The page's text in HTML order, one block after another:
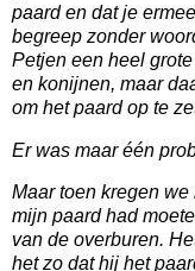
paard en dat je
begreep zonder
Petjen een heel
en konijnen, maar
om het paard op te
Er was maar één
Maar toen kregen
mijn paard had
van de overburen.
het zo dat hij het